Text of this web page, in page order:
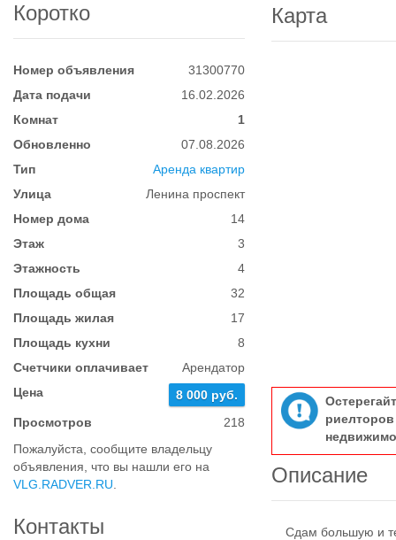
Коротко
Номер объявления
31300770
Дата подачи
16.02.2026
Комнат
1
Обновленно
07.08.2026
Тип
Аренда квартир
Улица
Ленина проспект
Номер дома
14
Этаж
3
Этажность
4
Площадь общая
32
Площадь жилая
17
Площадь кухни
8
Счетчики оплачивает
Арендатор
Цена
8 000 руб.
Просмотров
218
Пожалуйста, сообщите владельцу
объявления, что вы нашли его на
VLG.RADVER.RU
Контакты
Карта
Описание
Сдам большую и